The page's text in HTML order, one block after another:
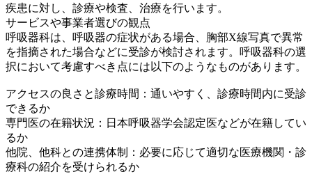
疾患に対し、診療や検査、治療を行います。
サービスや事業者選びの観点
呼吸器科は、呼吸器の症状がある場合、胸部X線写真で異常
を指摘された場合などに受診が検討されます。呼吸器科の選
択において考慮すべき点には以下のようなものがあります。
アクセスの良さと診療時間：通いやすく、診療時間内に受診
できるか
専門医の在籍状況：日本呼吸器学会認定医などが在籍してい
るか
他院、他科との連携体制：必要に応じて適切な医療機関・診
療科の紹介を受けられるか